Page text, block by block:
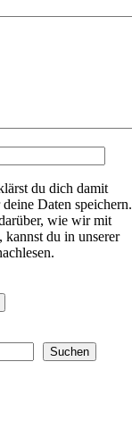
du dich damit
Daten speichern.
wie wir mit
kannst du in unserer
Suchen